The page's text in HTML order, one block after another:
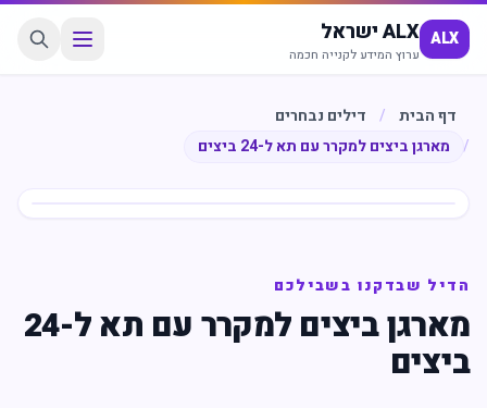
ALX ALX ישראל
ערוץ המידע לקנייה חכמה
דף הבית /
דילים נבחרים
/
מארגן ביצים למקרר עם תא ל-24 ביצים
הדיל שבדקנו בשבילכם
מארגן ביצים למקרר עם תא ל-24
ביצים